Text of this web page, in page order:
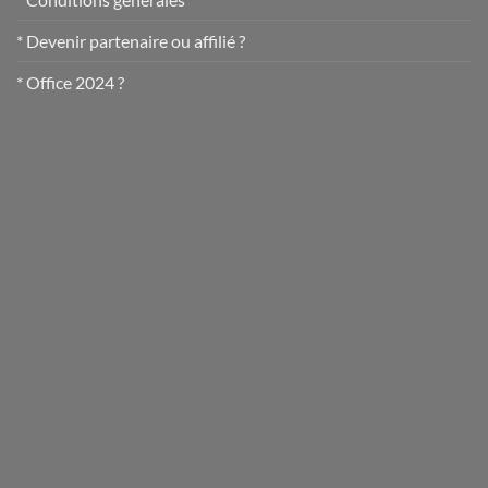
* Devenir partenaire ou affilié ?
* Office 2024 ?